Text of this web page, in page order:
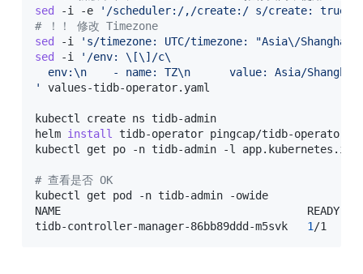
sed
-i -e
'/scheduler:/,/create:/ s/create: true/
# ！！ 修改 Timezone
sed
-i
's/timezone: UTC/timezone: "Asia\/
sed
-i
'/env: \[\]/c\
env:\n    - name: TZ\n      value: Asia/
'
values-tidb-operator.yaml
kubectl create ns tidb-admin
helm install
tidb-operator pingcap/tidb-operator --
kubectl get po -n tidb-admin -l app.kubernetes.io/
# 查看是否 OK
kubectl get pod -n tidb-admin -owide
NAME                                      READY
tidb-controller-manager-86bb89ddd-m5svk 1 /1